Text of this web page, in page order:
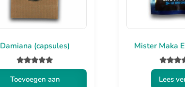
Damiana (capsules)
Gewaardeerd
5.00uit 5
Toevoegen aan
Mister Maka
5.00
Lees